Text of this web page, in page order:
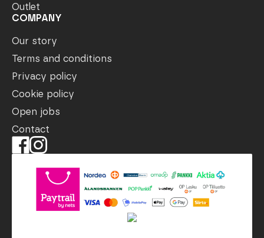
Outlet
COMPANY
Our story
Terms and conditions
Privacy policy
Cookie policy
Open jobs
Contact